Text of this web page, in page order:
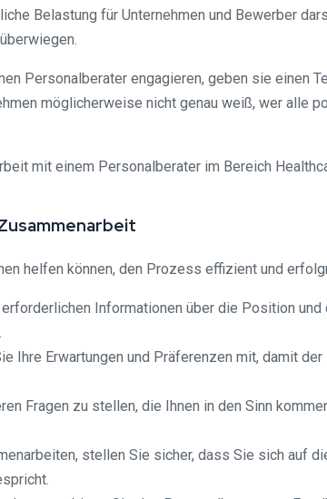
Belastung für Unternehmen und Bewerber
Personalberater engagieren, geben sie einen
möglicherweise nicht genau weiß, wer alle
mit einem Personalberater im Bereich
helfen können, den Prozess effizient und
Informationen über die Position und
Ihre Erwartungen und Präferenzen mit, damit
Fragen zu stellen, die Ihnen in den Sinn
stellen Sie sicher, dass Sie sich auf